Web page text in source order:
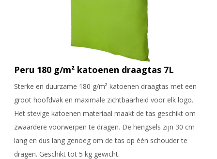
Peru 180 g/m² katoenen draagtas 7L
Sterke en duurzame 180 g/m² katoenen draagtas met een
groot hoofdvak en maximale zichtbaarheid voor elk logo.
Het stevige katoenen materiaal maakt de tas geschikt om
zwaardere voorwerpen te dragen. De hengsels zijn 30 cm
lang en dus lang genoeg om de tas op één schouder te
dragen. Geschikt tot 5 kg gewicht.